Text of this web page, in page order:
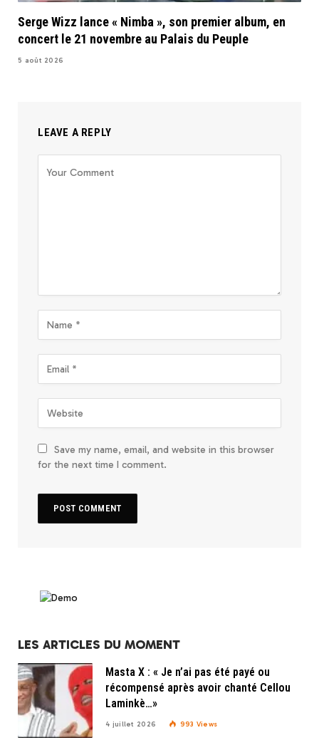
Serge Wizz lance « Nimba », son premier album, en
concert le 21 novembre au Palais du Peuple
5 août 2026
LEAVE A REPLY
Save my name, email, and website in this browser
for the next time I comment.
LES ARTICLES DU MOMENT
Masta X : « Je n’ai pas été payé ou
récompensé après avoir chanté Cellou
Laminkè…»
4 juillet 2026 993 Views